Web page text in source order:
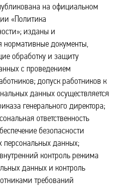
на официальном
«Политика
изданы и
нормативные документы,
обработку и защиту
с проведением
допуск работников к
данных осуществляется
генерального директора;
ответственность
безопасности
персональных данных;
контроль режима
данных и контроль
требований